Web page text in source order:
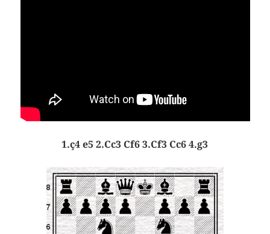
1.ç4 e5 2.Cc3 Cf6 3.Cf3 Cc6 4.g3